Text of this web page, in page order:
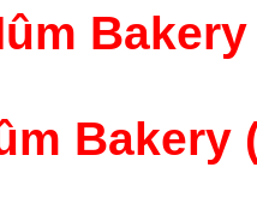
Bakery